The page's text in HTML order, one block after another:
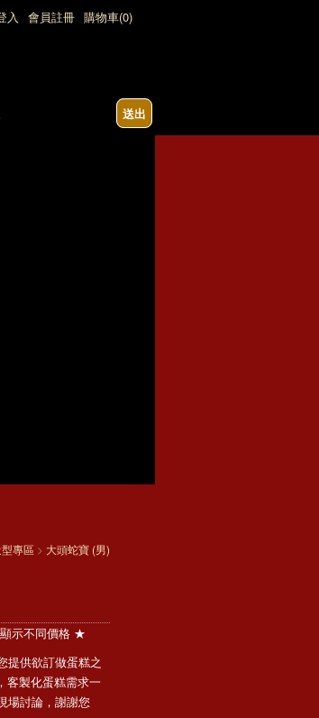
入 會員註冊 購物車(0)
勿下單(請來電詢問) 送出
專區 > 大頭蛇寶 (男)
示不同價格 ★
提供欲訂做蛋糕之
客製化蛋糕需求一
場討論，謝謝您